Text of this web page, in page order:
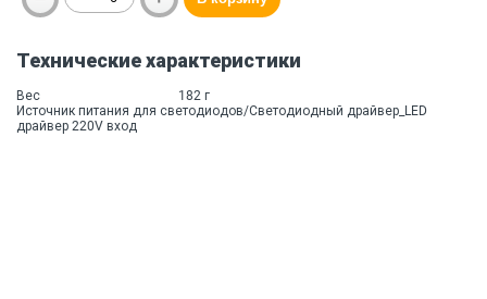
Технические характеристики
Вес
182 г
Источник питания для светодиодов/Светодиодный драйвер_LED
драйвер 220V вход